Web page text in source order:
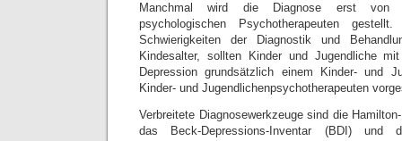
Manchmal wird die Diagnose erst von
psychologischen Psychotherapeuten
Schwierigkeiten der Diagnostik und
Kindesalter, sollten Kinder und Jugendliche
Depression grundsätzlich einem Kinder- und
Kinder- und Jugendlichenpsychotherapeuten
Verbreitete Diagnosewerkzeuge sind die
das Beck-Depressions-Inventar (BDI) und